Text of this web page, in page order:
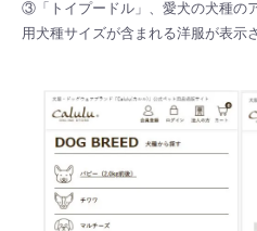
③「トイプードル」、愛犬の犬種の
用犬種サイズが含まれる洋服が表示